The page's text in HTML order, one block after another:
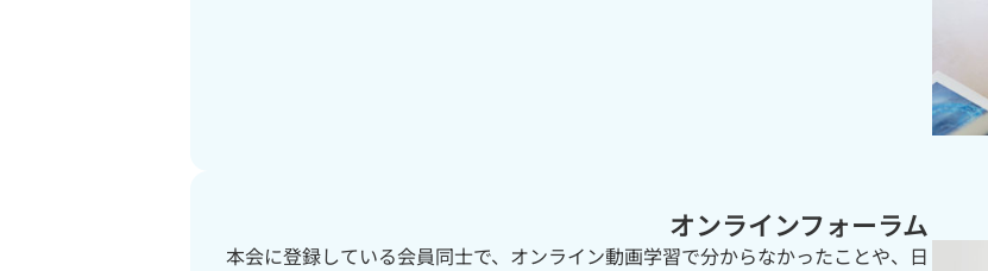
オンラインフォーラム
本会に登録している会員同士で、オンライン動画学習で分からなかったことや、日